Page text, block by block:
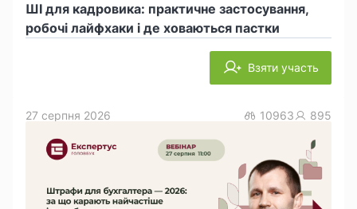
ШІ для кадровика: практичне застосування,
робочі лайфхаки і де ховаються пастки
Взяти участь
27 серпня 2026 10963 895